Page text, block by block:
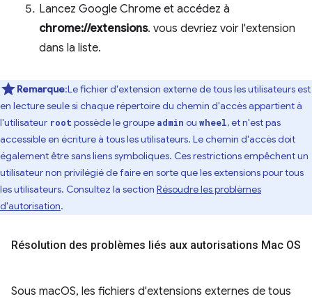
Lancez Google Chrome et accédez à
chrome://extensions. vous devriez voir l'extension
dans la liste.
Remarque:Le fichier d'extension externe de tous les utilisateurs est
en lecture seule si chaque répertoire du chemin d'accès appartient à
l'utilisateur root possède le groupe admin ou wheel, et n'est pas
accessible en écriture à tous les utilisateurs. Le chemin d'accès doit
également être sans liens symboliques. Ces restrictions empêchent un
utilisateur non privilégié de faire en sorte que les extensions pour tous
les utilisateurs. Consultez la section Résoudre les problèmes
d'autorisation.
Résolution des problèmes liés aux autorisations Mac OS
Sous macOS, les fichiers d'extensions externes de tous